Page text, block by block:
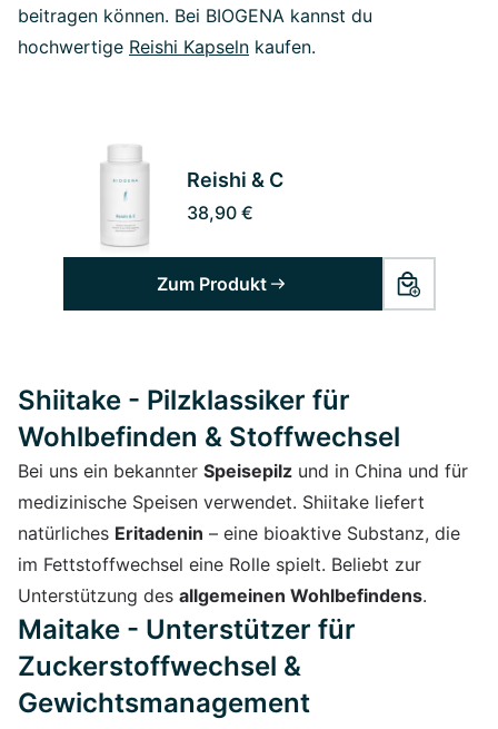
beitragen können. Bei BIOGENA kannst du
hochwertige Reishi Kapseln kaufen.
Reishi & C
38,90 €
Zum Produkt
Shiitake - Pilzklassiker für
Wohlbefinden & Stoffwechsel
Bei uns ein bekannter Speisepilz und in China und für
medizinische Speisen verwendet. Shiitake liefert
natürliches Eritadenin – eine bioaktive Substanz, die
im Fettstoffwechsel eine Rolle spielt. Beliebt zur
Unterstützung des allgemeinen Wohlbefindens.
Maitake - Unterstützer für
Zuckerstoffwechsel &
Gewichtsmanagement